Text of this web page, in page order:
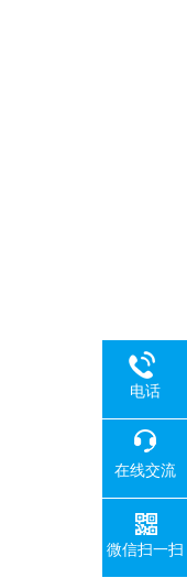
电话
在线交流
微信扫一扫